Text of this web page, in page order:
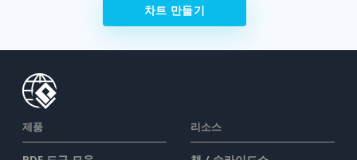
차트 만들기
제품 리소스